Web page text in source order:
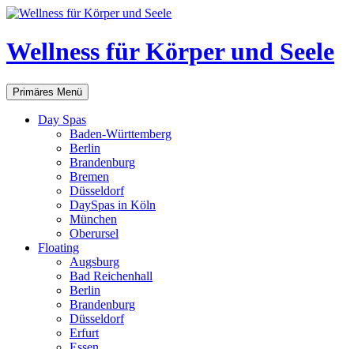
Zum
springen
Wellness für Körper und Seele
Suchen
Primäres Menü
Day Spas
Baden-Württemberg
Berlin
Brandenburg
Bremen
Düsseldorf
DaySpas in Köln
München
Oberursel
Floating
Augsburg
Bad Reichenhall
Berlin
Brandenburg
Düsseldorf
Erfurt